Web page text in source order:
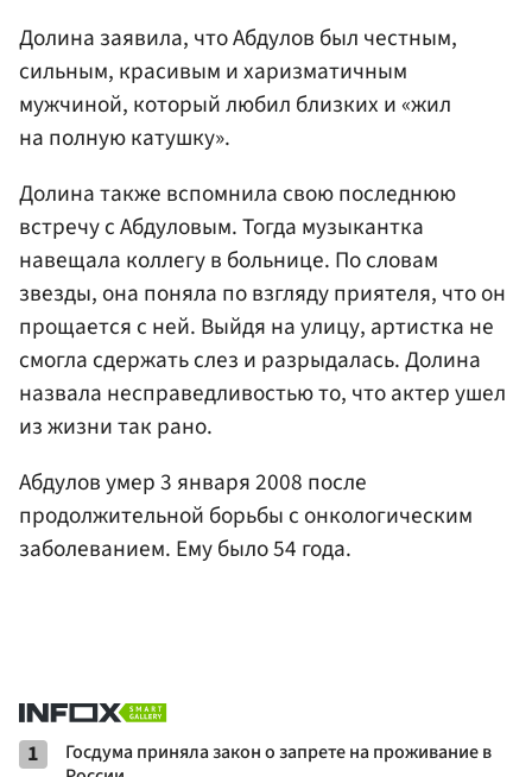
Долина заявила, что Абдулов был честным,
сильным, красивым и харизматичным
мужчиной, который любил близких и «жил
на полную катушку».
Долина также вспомнила свою последнюю
встречу с Абдуловым. Тогда музыкантка
навещала коллегу в больнице. По словам
звезды, она поняла по взгляду приятеля, что он
прощается с ней. Выйдя на улицу, артистка не
смогла сдержать слез и разрыдалась. Долина
назвала несправедливостью то, что актер ушел
из жизни так рано.
Абдулов умер 3 января 2008 после
продолжительной борьбы с онкологическим
заболеванием. Ему было 54 года.
1
Госдума приняла закон о запрете на проживание в